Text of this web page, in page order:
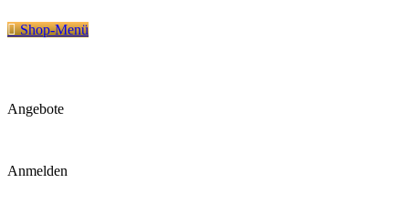
Shop-Menü
Angebote
Anmelden